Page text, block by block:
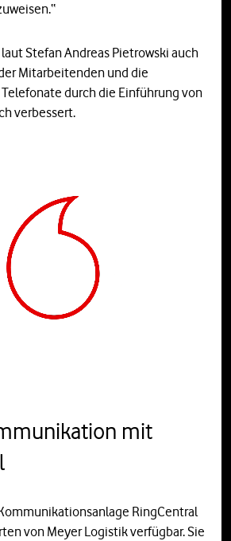
Stefan Andreas Pietrowski auch
Mitarbeitenden und die
durch die Einführung von
verbessert.
mit
RingCentral
von Meyer Logistik verfügbar. Sie